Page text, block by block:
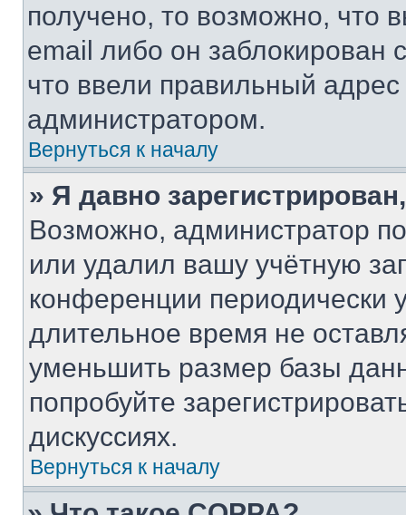
получено, то возможно, что
email либо он
что ввели правильный адрес
администратором.
Вернуться к началу
» Я давно
Возможно, администратор
или удалил вашу учётную
конференции периодически
длительное время не
уменьшить размер базы
попробуйте
дискуссиях.
Вернуться к началу